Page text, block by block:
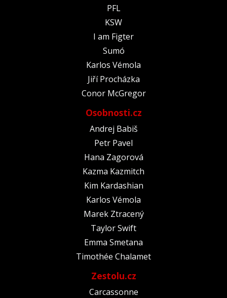
PFL
KSW
I am Figter
Sumó
Karlos Vémola
Jiří Procházka
Conor McGregor
Osobnosti.cz
Andrej Babiš
Petr Pavel
Hana Zagorová
Kazma Kazmitch
Kim Kardashian
Karlos Vémola
Marek Ztracený
Taylor Swift
Emma Smetana
Timothée Chalamet
Zestolu.cz
Carcassonne